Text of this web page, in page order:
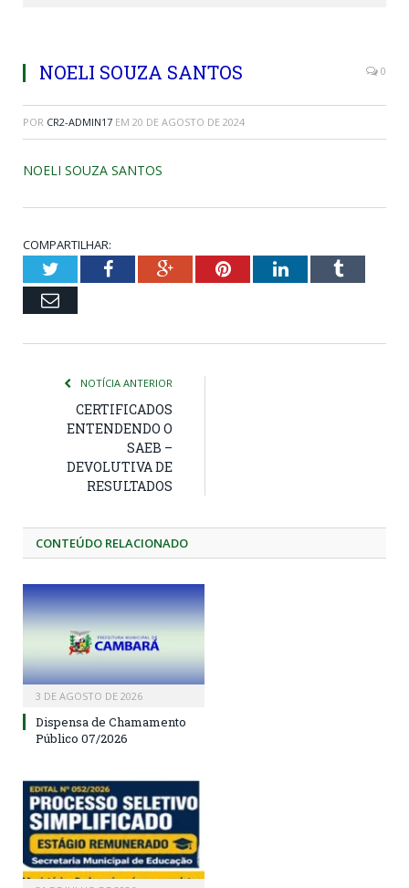
NOELI SOUZA SANTOS 0
POR CR2-ADMIN17 EM 20 DE AGOSTO DE 2024
NOELI SOUZA SANTOS
COMPARTILHAR:
TwitterFacebookGoogle+PinterestLinkedInTumblr
Email
NOTÍCIA ANTERIOR
CERTIFICADOS
ENTENDENDO O
SAEB –
DEVOLUTIVA DE
RESULTADOS
CONTEÚDO RELACIONADO
3 DE AGOSTO DE 2026
Dispensa de Chamamento
Público 07/2026